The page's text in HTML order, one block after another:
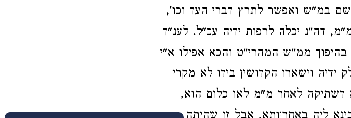
שם במ"ש ואפשר לתרץ דברי העד וכו',
דה"נ יכלה לרפות ידיה עכ"ל. לענ"ד
ממ"ש המהרי"ט והכא אפילו א"י
וישארו הקדושין בידו לא מקרי
לאחר מ"מ לאו כלום הוא,